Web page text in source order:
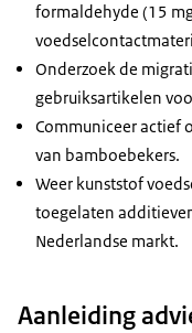
formaldehyde (15
Onderzoek de
gebruiksartikelen
Communiceer actief
van bamboebekers.
Weer kunststof
toegelaten
Nederlandse markt.
Aanleiding